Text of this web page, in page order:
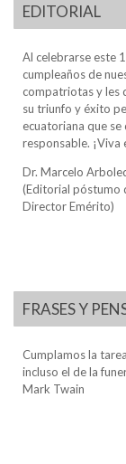
EDITORIAL
Al celebrarse este
cumpleaños de
compatriotas y les
su triunfo y éxito
ecuatoriana que
responsable. ¡Viva
Dr. Marcelo
(Editorial póstumo
Director Emérito)
FRASES Y
Cumplamos la
incluso el de la
Mark Twain